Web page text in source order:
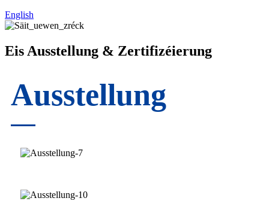
English
Eis Ausstellung & Zertifizéierung
Ausstellung